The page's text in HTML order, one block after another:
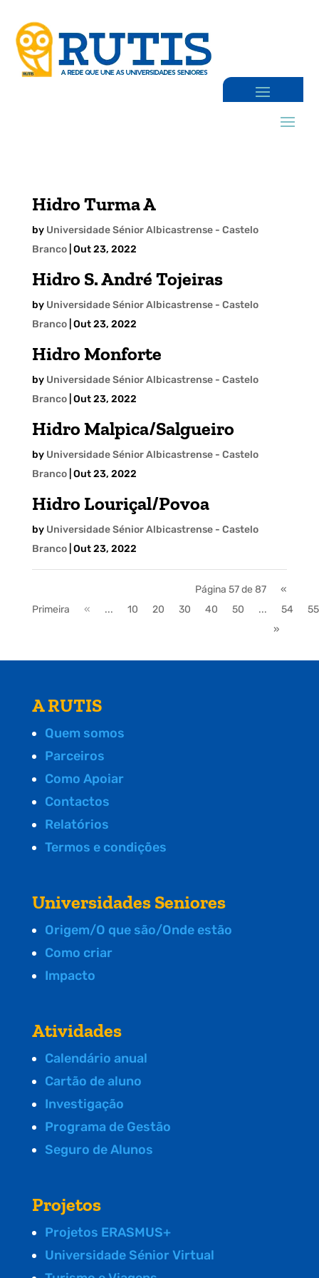
Hidro Turma A
by Universidade Sénior Albicastrense - Castelo
Branco| Out 23, 2022
Hidro S. André Tojeiras
by Universidade Sénior Albicastrense - Castelo
Branco| Out 23, 2022
Hidro Monforte
by Universidade Sénior Albicastrense - Castelo
Branco| Out 23, 2022
Hidro Malpica/Salgueiro
by Universidade Sénior Albicastrense - Castelo
Branco| Out 23, 2022
Hidro Louriçal/Povoa
by Universidade Sénior Albicastrense - Castelo
Branco| Out 23, 2022
Página 57 de 87
«
Primeira
« ... 10 20 30 40 50 ... 54
55
»
A RUTIS
Quem somos
Parceiros
Como Apoiar
Contactos
Relatórios
Termos e condições
Universidades Seniores
Origem/O que são/Onde estão
Como criar
Impacto
Atividades
Calendário anual
Cartão de aluno
Investigação
Programa de Gestão
Seguro de Alunos
Projetos
Projetos ERASMUS+
Universidade Sénior Virtual